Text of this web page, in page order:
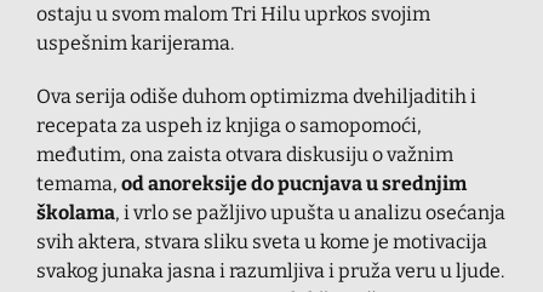
ostaju u svom malom Tri Hilu uprkos svojim
uspešnim karijerama.
Ova serija odiše duhom optimizma dvehiljaditih i
recepata za uspeh iz knjiga o samopomoći,
međutim, ona zaista otvara diskusiju o važnim
temama, od anoreksije do pucnjava u srednjim
školama, i vrlo se pažljivo upušta u analizu osećanja
svih aktera, stvara sliku sveta u kome je motivacija
svakog junaka jasna i razumljiva i pruža veru u ljude.